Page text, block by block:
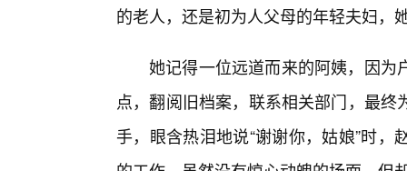
的老人，还是初为人父母的年轻夫妇，
她记得一位远道而来的阿姨，因为
点，翻阅旧档案，联系相关部门，最
手，眼含热泪地说“谢谢你，姑娘”时